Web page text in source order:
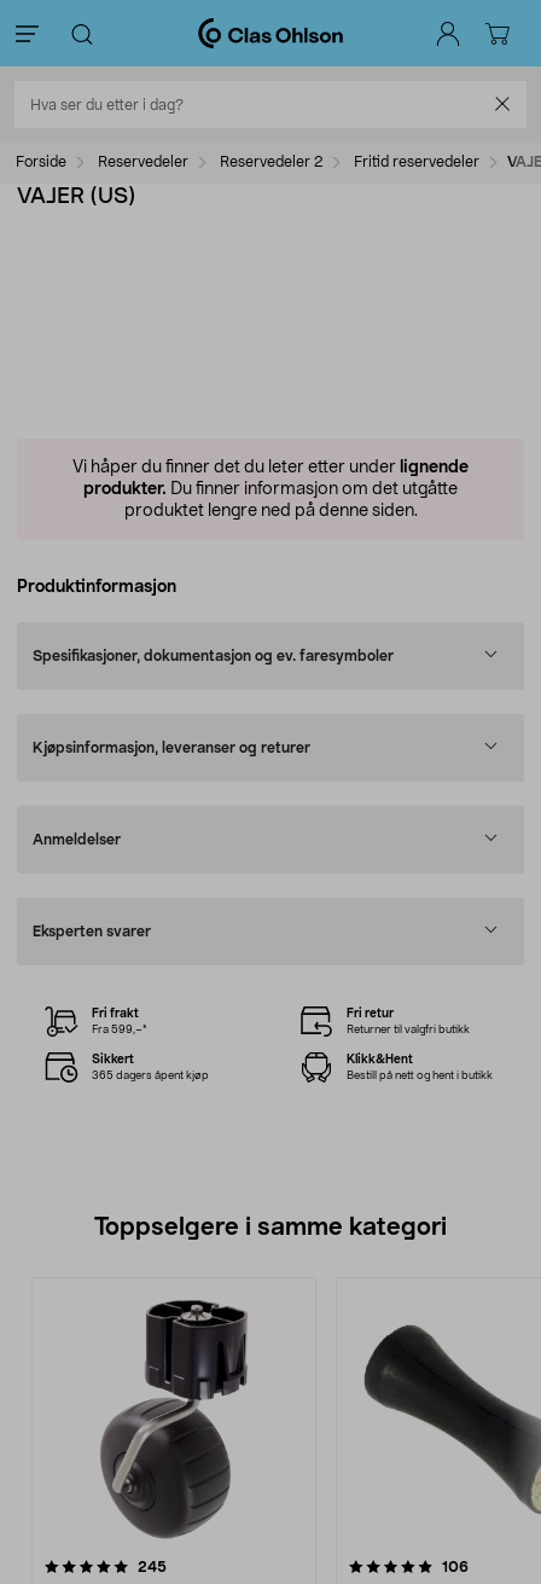
Forside Reservedeler Reservedeler 2 Fritid reservedeler
VAJER (US)
Vi håper du finner det du leter etter under lignende
produkter. Du finner informasjon om det utgåtte
produktet lengre ned på denne siden.
Produktinformasjon
Spesifikasjoner, dokumentasjon og ev. faresymboler
Kjøpsinformasjon, leveranser og returer
Anmeldelser
Eksperten svarer
Fri frakt
Fra 599,–*
Fri retur
Returner til valgfri butikk
Sikkert
365 dagers åpent kjøp
Klikk&Hent
Bestill på nett og hent i butikk
Toppselgere i samme kategori
245anmeldelser
5.0 av 5 stjerner 106
4.5 av 5 stjerner